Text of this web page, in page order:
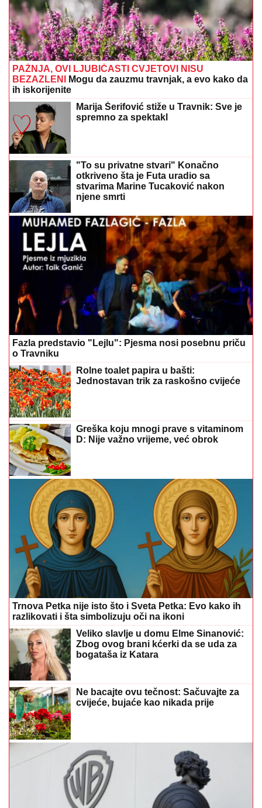
PAŽNJA, OVI LJUBIČASTI CVJETOVI NISU
BEZAZLENI
Mogu da zauzmu travnjak, a evo kako da
ih iskorijenite
Marija Šerifović stiže u Travnik: Sve je
spremno za spektakl
"To su privatne stvari" Konačno
otkriveno šta je Futa uradio sa
stvarima Marine Tucaković nakon
njene smrti
Fazla predstavio "Lejlu": Pjesma nosi posebnu priču
o Travniku
Rolne toalet papira u bašti:
Jednostavan trik za raskošno cvijeće
Greška koju mnogi prave s vitaminom
D: Nije važno vrijeme, već obrok
Trnova Petka nije isto što i Sveta Petka: Evo kako ih
razlikovati i šta simbolizuju oči na ikoni
Veliko slavlje u domu Elme Sinanović:
Zbog ovog brani kćerki da se uda za
bogataša iz Katara
Ne bacajte ovu tečnost: Sačuvajte za
cvijeće, bujaće kao nikada prije